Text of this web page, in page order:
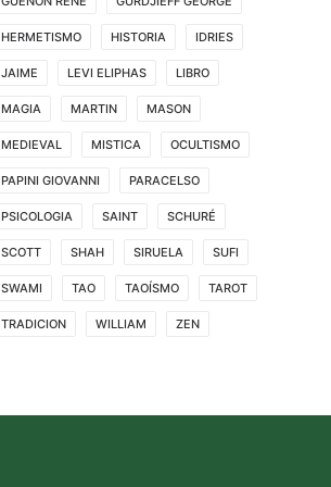
HERMETISMO HISTORIA IDRIES
JAIME LEVI ELIPHAS LIBRO
MAGIA MARTIN MASON
MEDIEVAL MISTICA OCULTISMO
PAPINI GIOVANNI PARACELSO
PSICOLOGIA SAINT SCHURÉ
SCOTT SHAH SIRUELA SUFI
SWAMI TAO TAOÍSMO TAROT
TRADICION WILLIAM ZEN